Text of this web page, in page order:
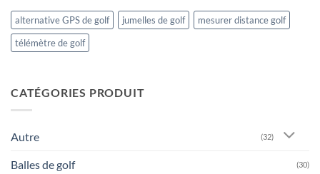
alternative GPS de golf jumelles de golf
mesurer distance golf
télémètre de golf
CATÉGORIES PRODUIT
Autre (32)
Balles de golf (30)